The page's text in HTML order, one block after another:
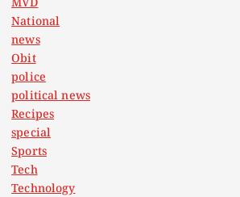
MVD
National
news
Obit
police
political news
Recipes
special
Sports
Tech
Technology